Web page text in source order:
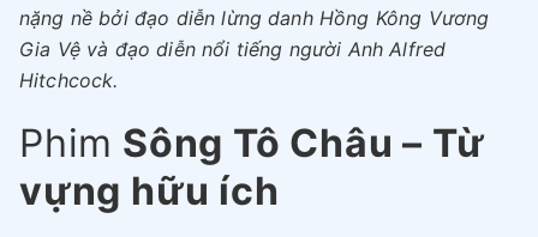
nặng nề bởi đạo diễn lừng danh Hồng Kông Vương
Gia Vệ và đạo diễn nổi tiếng người Anh Alfred
Hitchcock.
Phim Sông Tô Châu – Từ
vựng hữu ích